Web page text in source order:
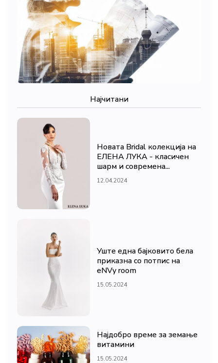
Најчитани
Новата Bridal колекција на
ЕЛЕНА ЛУКА - класичен
шарм и современа...
12.04.2024
Уште една бајковито бела
приказна со потпис на
eNVy room
15.05.2024
Најдобро време за земање
витамини
15.05.2024